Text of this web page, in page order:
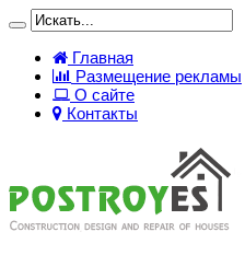
Главная
Размещение рекламы
О сайте
Контакты